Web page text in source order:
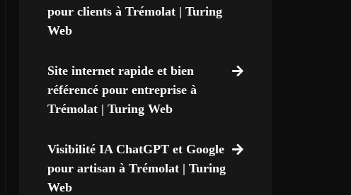
pour clients à Trémolat | Turing
Web
Site internet rapide et bien
référencé pour entreprise à
Trémolat | Turing Web
Visibilité IA ChatGPT et Google
pour artisan à Trémolat | Turing
Web